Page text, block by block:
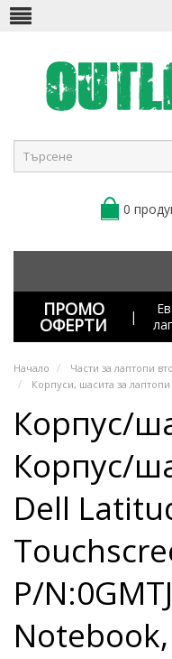
0
ПРОМО
ОФЕРТИ |
Начало
Части за лаптопи
Корпуси, шасита за лаптопи
Корпус/
Корпус/
Dell
P/